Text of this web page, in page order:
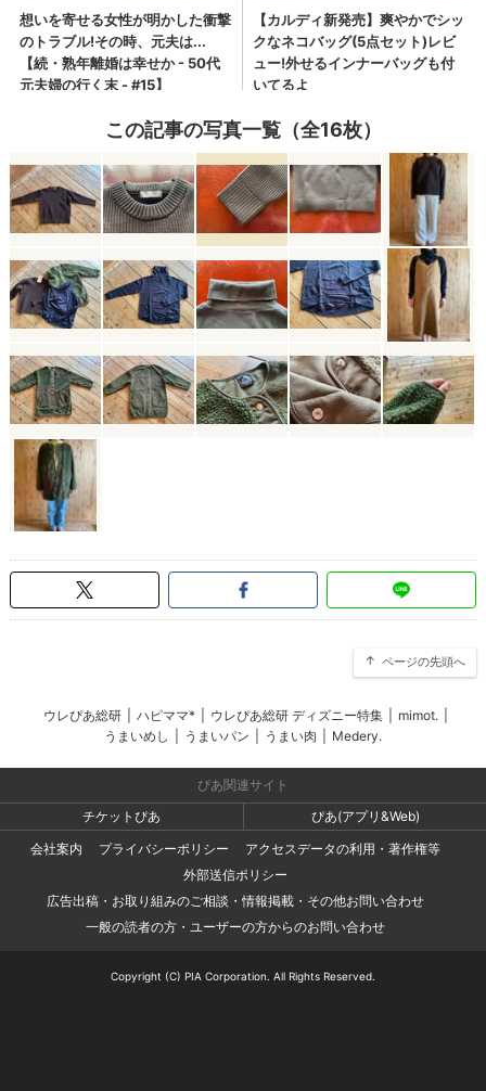
この記事の写真一覧（全16枚）
ページの先頭へ
ウレぴあ総研 ハピママ* ウレぴあ総研 ディズニー特集 mimot.
うまいめし
うまいパン うまい肉 Medery.
ぴあ関連サイト
チケットぴあ
ぴあ(アプリ&Web)
会社案内
プライバシーポリシー
アクセスデータの利用・著作権等
外部送信ポリシー
広告出稿・お取り組みのご相談・情報掲載・その他お問い合わせ
一般の読者の方・ユーザーの方からのお問い合わせ
Copyright (C) PIA Corporation. All Rights Reserved.